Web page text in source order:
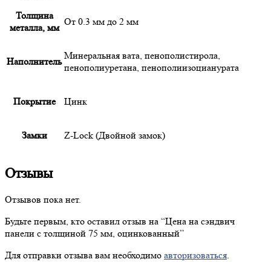
Толщина
металла, мм
От 0.3 мм до 2 мм
Наполнитель
Минеральная вата, пенополистирола,
пенополиуретана, пенополиизоцианурата
Покрытие Цинк
Замки Z-Lock (Двойной замок)
Отзывы
Отзывов пока нет.
Будьте первым, кто оставил отзыв на “Цена на сэндвич
панели с толщиной 75 мм, оцинкованный”
Для отправки отзыва вам необходимо авторизоваться.